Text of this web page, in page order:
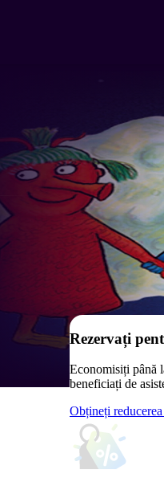
Rezervați
Economisiți până
beneficiați de
Obțineți